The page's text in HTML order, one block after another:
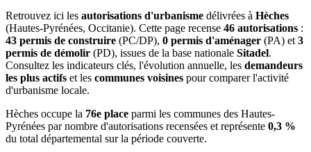
Retrouvez ici les autorisations d'urbanisme délivrées à Hèches
(Hautes-Pyrénées, Occitanie). Cette page recense 46 autorisations :
43 permis de construire (PC/DP), 0 permis d'aménager (PA) et 3
permis de démolir (PD), issues de la base nationale Sitadel.
Consultez les indicateurs clés, l'évolution annuelle, les demandeurs
les plus actifs et les communes voisines pour comparer l'activité
d'urbanisme locale.
Hèches occupe la 76e place parmi les communes des Hautes-
Pyrénées par nombre d'autorisations recensées et représente 0,3 %
du total départemental sur la période couverte.